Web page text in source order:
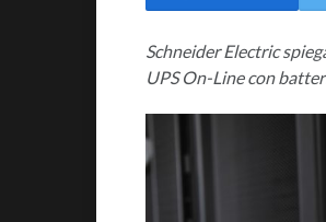
Schneider Electric
UPS On-Line con